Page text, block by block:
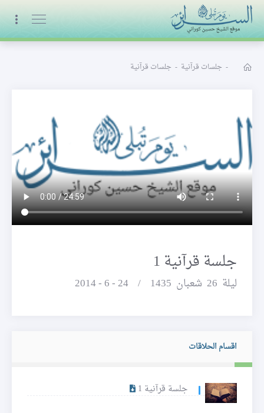
البث المباشر
- جلسات قرآنية - جلسات قرآنية
جلسة قرآنية 1
ليلة 26 شعبان 1435 / 24 - 6 - 2014
اقسام الحلاقات
جلسة قرآنية 1